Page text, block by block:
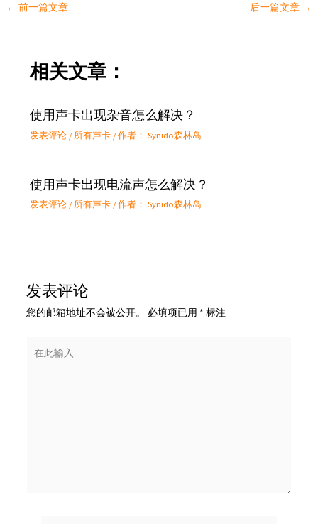
← 前一篇文章 后一篇文章 →
相关文章：
使用声卡出现杂音怎么解决？
发表评论 /所有声卡/ 作者： Synido森林岛
使用声卡出现电流声怎么解决？
发表评论 /所有声卡/ 作者： Synido森林岛
发表评论
您的邮箱地址不会被公开。 必填项已用 * 标注